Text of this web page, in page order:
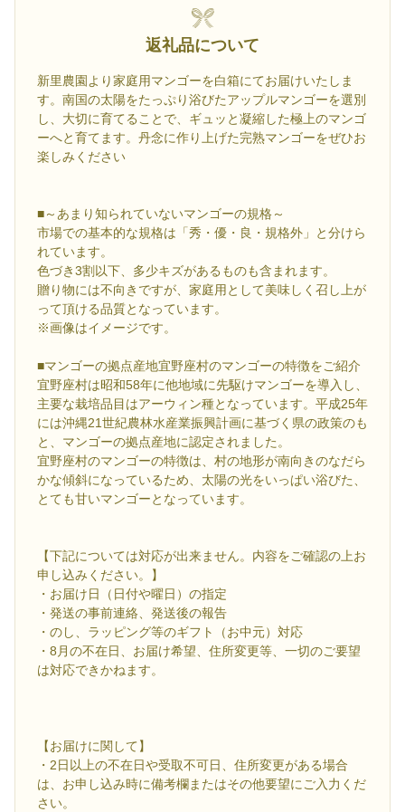
返礼品について
新里農園より家庭用マンゴーを白箱にてお届けいたしま
す。南国の太陽をたっぷり浴びたアップルマンゴーを選別
し、大切に育てることで、ギュッと凝縮した極上のマンゴ
ーへと育てます。丹念に作り上げた完熟マンゴーをぜひお
楽しみください
■～あまり知られていないマンゴーの規格～
市場での基本的な規格は「秀・優・良・規格外」と分けら
れています。
色づき3割以下、多少キズがあるものも含まれます。
贈り物には不向きですが、家庭用として美味しく召し上が
って頂ける品質となっています。
※画像はイメージです。
■マンゴーの拠点産地宜野座村のマンゴーの特徴をご紹介
宜野座村は昭和58年に他地域に先駆けマンゴーを導入し、
主要な栽培品目はアーウィン種となっています。平成25年
には沖縄21世紀農林水産業振興計画に基づく県の政策のも
と、マンゴーの拠点産地に認定されました。
宜野座村のマンゴーの特徴は、村の地形が南向きのなだら
かな傾斜になっているため、太陽の光をいっぱい浴びた、
とても甘いマンゴーとなっています。
【下記については対応が出来ません。内容をご確認の上お
申し込みください。】
・お届け日（日付や曜日）の指定
・発送の事前連絡、発送後の報告
・のし、ラッピング等のギフト（お中元）対応
・8月の不在日、お届け希望、住所変更等、一切のご要望
は対応できかねます。
【お届けに関して】
・2日以上の不在日や受取不可日、住所変更がある場合
は、お申し込み時に備考欄またはその他要望にご入力くだ
さい。